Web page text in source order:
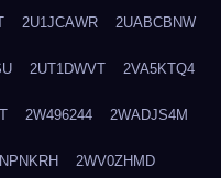
2U1JCAWR 2UABCBNW
2UT1DWVT 2VA5KTQ4
2W496244 2WADJS4M
2WV0ZHMD